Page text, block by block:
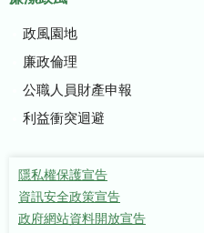
政風園地
廉政倫理
公職人員財產申報
利益衝突迴避
隱私權保護宣告
資訊安全政策宣告
政府網站資料開放宣告